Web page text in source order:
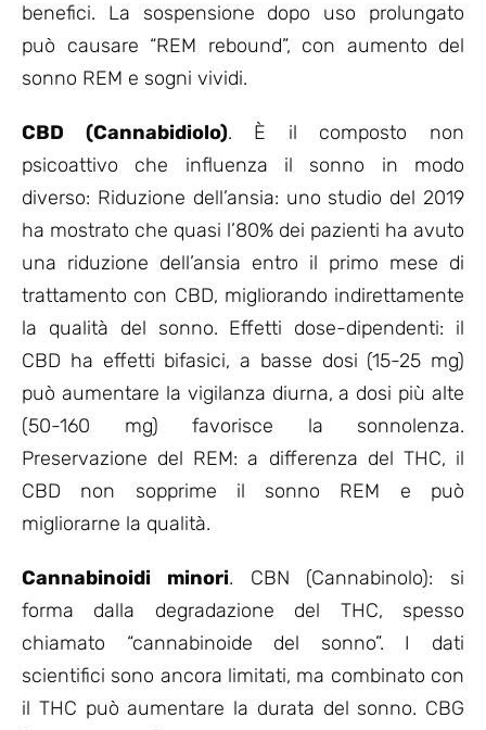
benefici. La sospensione dopo uso prolungato
può causare “REM rebound”, con aumento del
sonno REM e sogni vividi.
CBD (Cannabidiolo). È il composto non
psicoattivo che influenza il sonno in modo
diverso: Riduzione dell’ansia: uno studio del 2019
ha mostrato che quasi l’80% dei pazienti ha avuto
una riduzione dell’ansia entro il primo mese di
trattamento con CBD, migliorando indirettamente
la qualità del sonno. Effetti dose-dipendenti: il
CBD ha effetti bifasici, a basse dosi (15-25 mg)
può aumentare la vigilanza diurna, a dosi più alte
(50-160 mg) favorisce la sonnolenza.
Preservazione del REM: a differenza del THC, il
CBD non sopprime il sonno REM e può
migliorarne la qualità.
Cannabinoidi minori. CBN (Cannabinolo): si
forma dalla degradazione del THC, spesso
chiamato “cannabinoide del sonno”. I dati
scientifici sono ancora limitati, ma combinato con
il THC può aumentare la durata del sonno. CBG